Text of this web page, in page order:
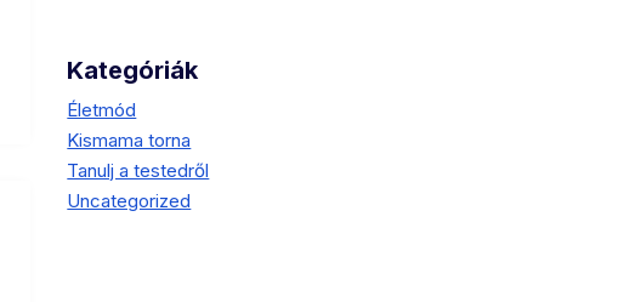
Kategóriák
Életmód
Kismama torna
Tanulj a testedről
Uncategorized